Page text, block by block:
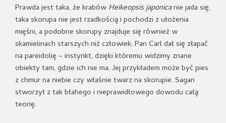
Prawda jest taka, że krabów Heikeopsis japonicanie jada się,
taka skorupa nie jest rzadkością i pochodzi z ułożenia
mięśni, a podobne skorupy znajduje się również w
skamielinach starszych niż człowiek. Pan Carl dał się złapać
na pareidolię – instynkt, dzięki któremu widzimy znane
obiekty tam, gdzie ich nie ma. Jej przykładem może być pies
z chmur na niebie czy właśnie twarz na skorupie. Sagan
stworzył z tak błahego i nieprawidłowego dowodu całą
teorię.